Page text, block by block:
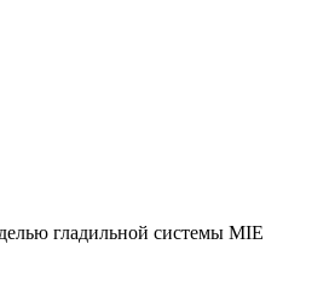
гладильной системы MIE